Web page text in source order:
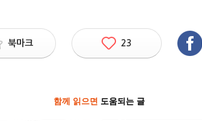
북마크 23
함께 읽으면 도움되는 글